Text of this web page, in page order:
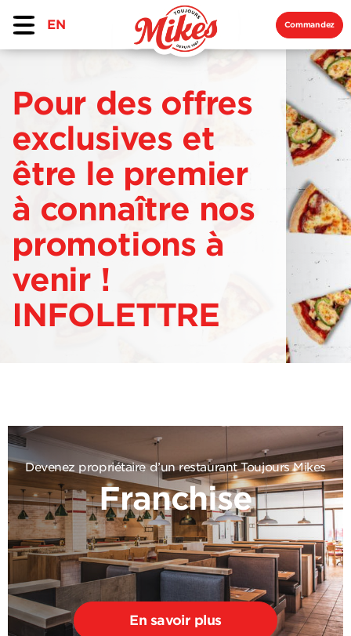
EN Commandez
Pour des offres
exclusives et
être le premier
à connaître nos
promotions à
venir !
INFOLETTRE
Devenez propriétaire d’un restaurant Toujours Mikes
Franchise
En savoir plus